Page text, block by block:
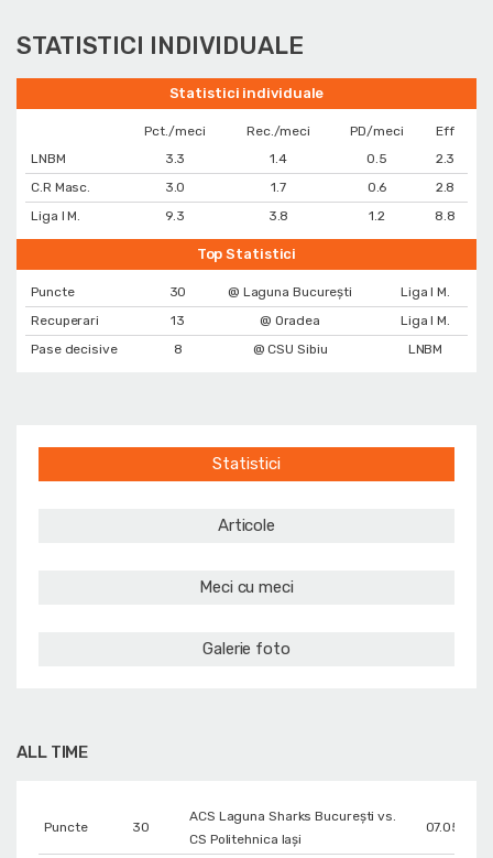
STATISTICI INDIVIDUALE
Statistici individuale
Pct./meci Rec./meci PD/meci
Eff
LNBM
3.3 1.4 0.5
2.3
C.R Masc.
3.0 1.7 0.6
2.8
Liga I M.
9.3 3.8 1.2 8.8
Top Statistici
Puncte 30 @ Laguna București
Liga I M.
Recuperari
13 @ Oradea
Liga I M.
Pase decisive
8 @ CSU Sibiu LNBM
Statistici
Articole
Meci cu meci
Galerie foto
ALL TIME
Puncte 30
ACS Laguna Sharks București vs.
CS Politehnica Iași